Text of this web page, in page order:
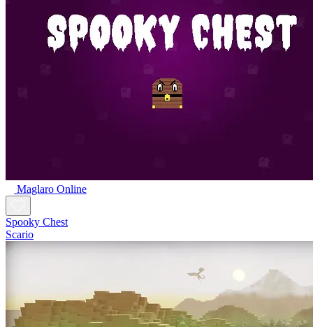
Maglaro Online
Spooky Chest
Scario